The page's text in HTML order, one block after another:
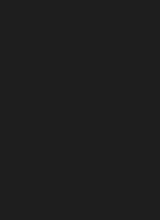
η απόφαση Ο
πολιτιστικό
για την